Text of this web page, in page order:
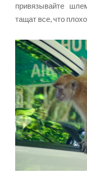
привязывайте
тащат все, что